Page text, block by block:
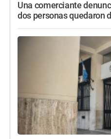
Una comerciante
dos personas quedaron